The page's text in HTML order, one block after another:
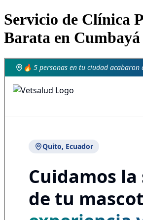
Servicio de Clínica
Barata en Cumbayá